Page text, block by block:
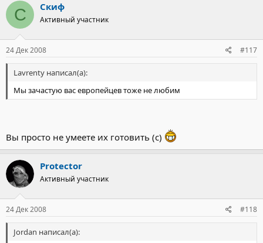
С Скиф
Активный участник
24 Дек 2008 #117
Lavrenty написал(а):
Мы зачастую вас европейцев тоже не любим
Вы просто не умеете их готовить (с)
Protector
Активный участник
24 Дек 2008 #118
Jordan написал(а):